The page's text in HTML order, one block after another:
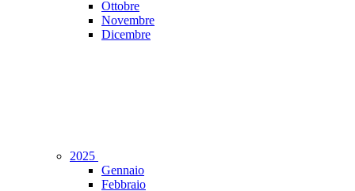
Ottobre
Novembre
Dicembre
2025
Gennaio
Febbraio